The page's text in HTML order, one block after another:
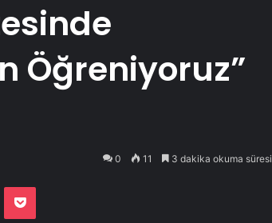
Öğreniyoruz”
0 11 3 dakika okuma süresi
Pocket